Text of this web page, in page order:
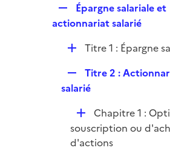
l
i
e
r
e
l
r
Épargne salariale et
actionnariat salarié
D
l
i
e
r
Titre 1 : Épargne
e
l
i
e
Titre 2 :
salarié
D
é
p
Chapitre 1 :
souscription ou
d'actions